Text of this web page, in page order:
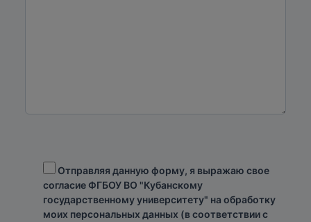
Отправляя данную форму, я выражаю свое
согласие ФГБОУ ВО "Кубанскому
государственному университету" на обработку
моих персональных данных (в соответствии с